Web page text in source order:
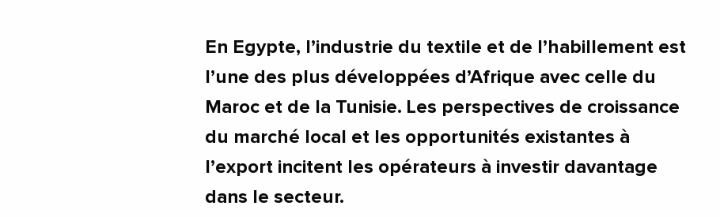
En Egypte, l’industrie du textile et de l’habillement est
l’une des plus développées d’Afrique avec celle du
Maroc et de la Tunisie. Les perspectives de croissance
du marché local et les opportunités existantes à
l’export incitent les opérateurs à investir davantage
dans le secteur.